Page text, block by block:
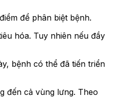
để phân biệt bệnh.
hóa. Tuy nhiên nếu đầy
bệnh có thể đã tiến triển
đến cả vùng lưng. Theo